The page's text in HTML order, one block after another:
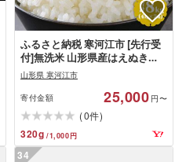
ふるさと納税 寒河江市 [先行受
付]無洗米 山形県産はえぬき
8kg (4kg×2袋) 令和8年産
山形県 寒河江市
寄付金額 25,000 円〜
(0件)
320g /1,000円
34